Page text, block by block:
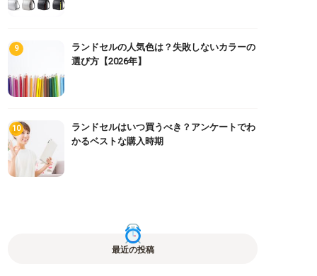
ランドセルの人気色は？失敗しないカラーの
選び方【2026年】
ランドセルはいつ買うべき？アンケートでわ
かるベストな購入時期
最近の投稿